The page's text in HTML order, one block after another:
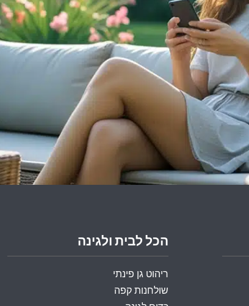
הכל לבית ולגינה
ריהוט גן פינתי
שולחנות קפה